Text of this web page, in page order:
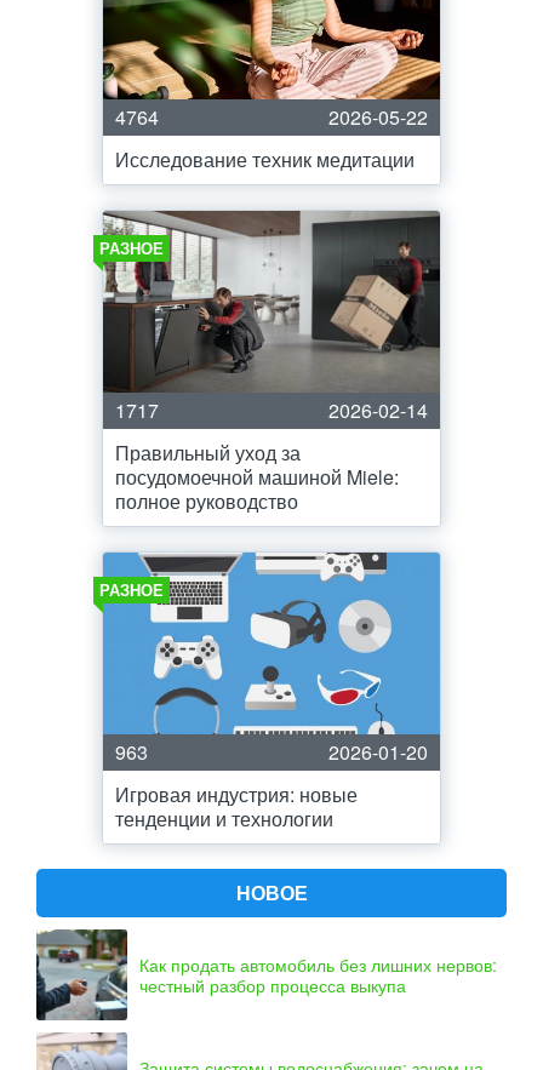
4764
2026-05-22
Исследование техник медитации
РАЗНОЕ
1717
2026-02-14
Правильный уход за
посудомоечной машиной Miele:
полное руководство
РАЗНОЕ
963
2026-01-20
Игровая индустрия: новые
тенденции и технологии
НОВОЕ
Как продать автомобиль без лишних нервов:
честный разбор процесса выкупа